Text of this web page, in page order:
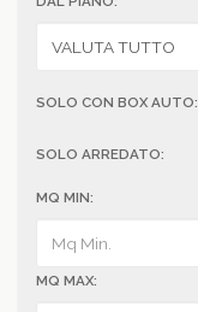
SOLO CON BOX AUTO:
SOLO ARREDATO:
MQ MIN:
MQ MAX: